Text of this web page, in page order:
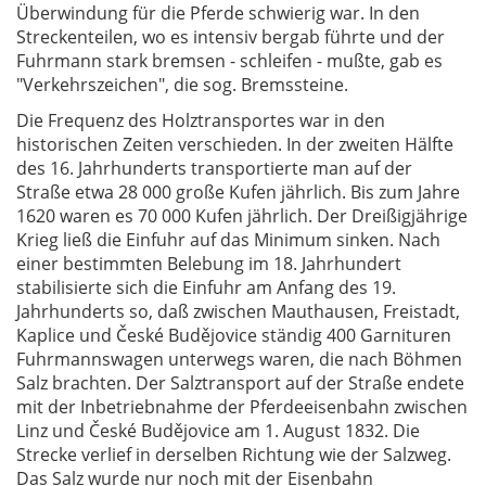
Überwindung für die Pferde schwierig war. In den
Streckenteilen, wo es intensiv bergab führte und der
Fuhrmann stark bremsen - schleifen - mußte, gab es
"Verkehrszeichen", die sog. Bremssteine.
Die Frequenz des Holztransportes war in den
historischen Zeiten verschieden. In der zweiten Hälfte
des 16. Jahrhunderts transportierte man auf der
Straße etwa 28 000 große Kufen jährlich. Bis zum Jahre
1620 waren es 70 000 Kufen jährlich. Der Dreißigjährige
Krieg ließ die Einfuhr auf das Minimum sinken. Nach
einer bestimmten Belebung im 18. Jahrhundert
stabilisierte sich die Einfuhr am Anfang des 19.
Jahrhunderts so, daß zwischen Mauthausen, Freistadt,
Kaplice und České Budějovice ständig 400 Garnituren
Fuhrmannswagen unterwegs waren, die nach Böhmen
Salz brachten. Der Salztransport auf der Straße endete
mit der Inbetriebnahme der Pferdeeisenbahn zwischen
Linz und České Budějovice am 1. August 1832. Die
Strecke verlief in derselben Richtung wie der Salzweg.
Das Salz wurde nur noch mit der Eisenbahn